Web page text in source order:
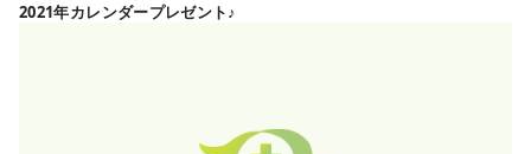
2021年カレンダープレゼント♪